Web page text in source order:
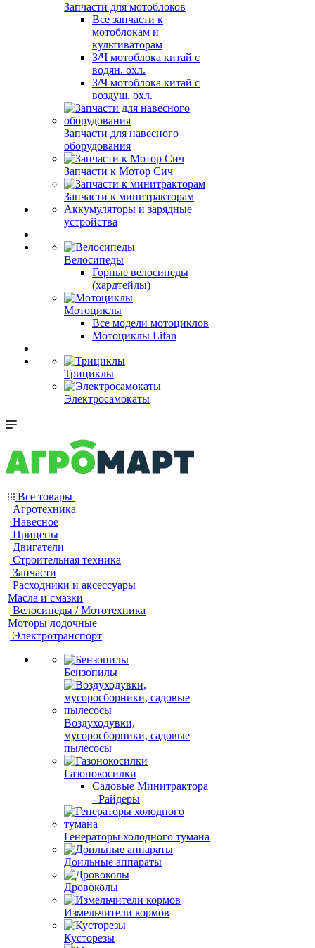
Запчасти для мотоблоков
Все запчасти к
мотоблокам и
культиваторам
З/Ч мотоблока китай с
водян. охл.
З/Ч мотоблока китай с
воздуш. охл.
Запчасти для навесного
оборудования
Запчасти к Мотор Сич
Запчасти к минитракторам
Аккумуляторы и зарядные
устройства
Велосипеды
Горные велосипеды
(хардтейлы)
Мотоциклы
Все модели мотоциклов
Мотоциклы Lifan
Трициклы
Электросамокаты
Все товары
Агротехника
Навесное
Прицепы
Двигатели
Строительная техника
Запчасти
Расходники и аксессуары
Масла и смазки
Велосипеды / Мототехника
Моторы лодочные
Электротранспорт
Бензопилы
Воздуходувки,
мусоросборники, cадовые
пылесосы
Газонокосилки
Садовые Минитрактора
- Райдеры
Генераторы холодного тумана
Доильные аппараты
Дровоколы
Измельчители кормов
Кусторезы